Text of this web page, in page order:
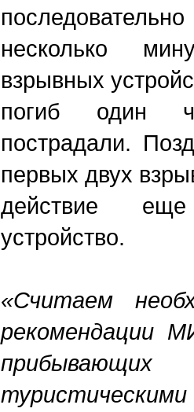
несколько
взрывных
погиб один
пострадали.
первых двух
действие
устройство.
«Считаем
рекомендации